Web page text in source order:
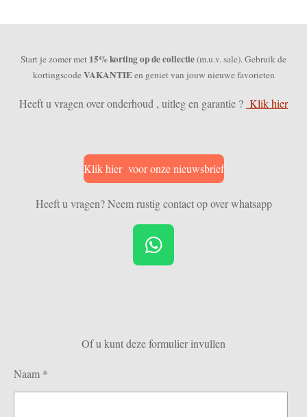
Start je zomer met 15% korting op de collectie(m.u.v. sale). Gebruik de
kortingscodeVAKANTIEen geniet van jouw nieuwe favorieten
Heeft u vragen over onderhoud , uitleg en garantie ? Klik hier
Klik hier voor onze nieuwsbrief
Heeft u vragen? Neem rustig contact op over whatsapp
W
h
A
p
Of u kunt deze formulier invullen
Naam *